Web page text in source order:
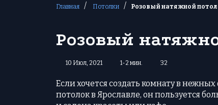
Главная / Потолки / Розовый натяжной
Розовый
10 Июл, 2021 1-2 мин. 32
Если хочется создать комнату в
потолок в Ярославле, он пользуется